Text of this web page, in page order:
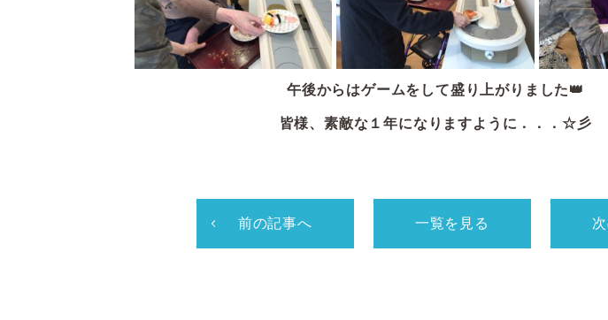
午後からはゲームをして盛り上がりました👑
皆様、素敵な１年になりますように．．．☆彡
前の記事へ 一覧を見る